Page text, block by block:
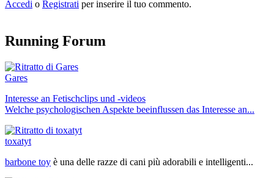
Accedi o Registrati per inserire il tuo commento.
Running Forum
Gares
Interesse an Fetischclips und -videos
Welche psychologischen Aspekte beeinflussen das Interesse an...
toxatyt
barbone toy è una delle razze di cani più adorabili e intelligenti...